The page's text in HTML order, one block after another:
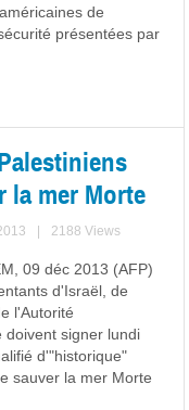
de
présentées par
la mer Morte
2188 Views
09 déc 2013 (AFP)
d'Israël, de
l'Autorité
doivent signer lundi
d'"historique"
sauver la mer Morte